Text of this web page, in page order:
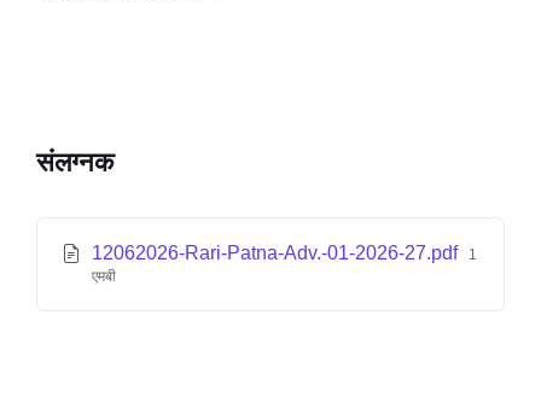
संलग्नक
12062026-Rari-Patna-Adv.-01-2026-27.pdf
1
एमबी